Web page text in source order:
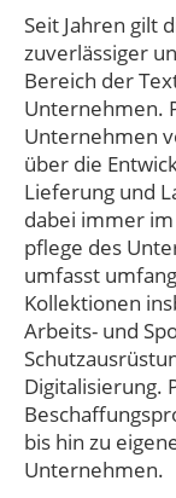
Seit Jahren gilt
zuverlässiger
Bereich der
Unternehmen.
Unternehmen
über die
Lieferung und
dabei immer
pflege des
umfasst
Kollektionen
Arbeits- und
Digitalisierung.
bis hin zu
Unternehmen.